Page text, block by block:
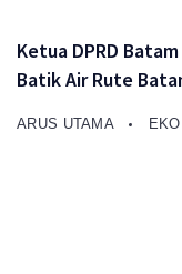
Ketua DPRD
Batik Air Rute
ARUS UTAMA